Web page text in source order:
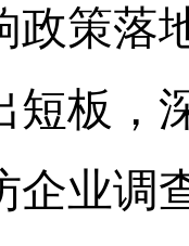
政策落
短板，
企业调